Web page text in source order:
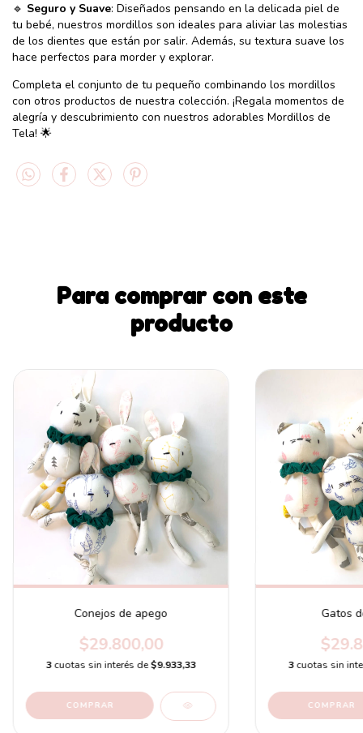
🔹 Seguro y Suave: Diseñados pensando en la delicada piel de
tu bebé, nuestros mordillos son ideales para aliviar las molestias
de los dientes que están por salir. Además, su textura suave los
hace perfectos para morder y explorar.
Completa el conjunto de tu pequeño combinando los mordillos
con otros productos de nuestra colección. ¡Regala momentos de
alegría y descubrimiento con nuestros adorables Mordillos de
Tela! 🌟
Para comprar con este
producto
Conejos de apego
$29.800,00
3cuotas sin interés de$9.933,33
COMPRAR
Gatos
3 cuotas sin
COMPRAR